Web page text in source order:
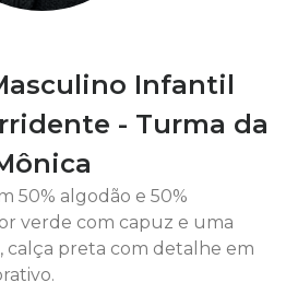
Infantil
- Turma da
50% algodão e 50%
verde com capuz e uma
calça preta com detalhe em